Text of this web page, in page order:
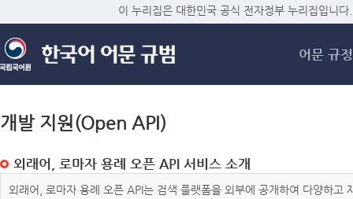
메
이 누리집은 대한민국 공식 전자정부 누리집입니다.
어문 규정
개발 지원(Open API)
외래어, 로마자 용례 오픈 API 서비스 소개
외래어, 로마자 용례 오픈 API는 검색 플랫폼을 외부에 공개하여 다양하